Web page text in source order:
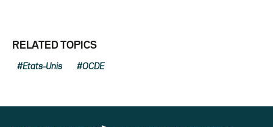
RELATED TOPICS
Etats-Unis OCDE